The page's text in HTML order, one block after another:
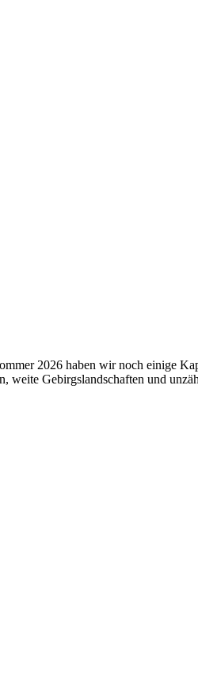
2026 haben wir noch einige
weite Gebirgslandschaften und